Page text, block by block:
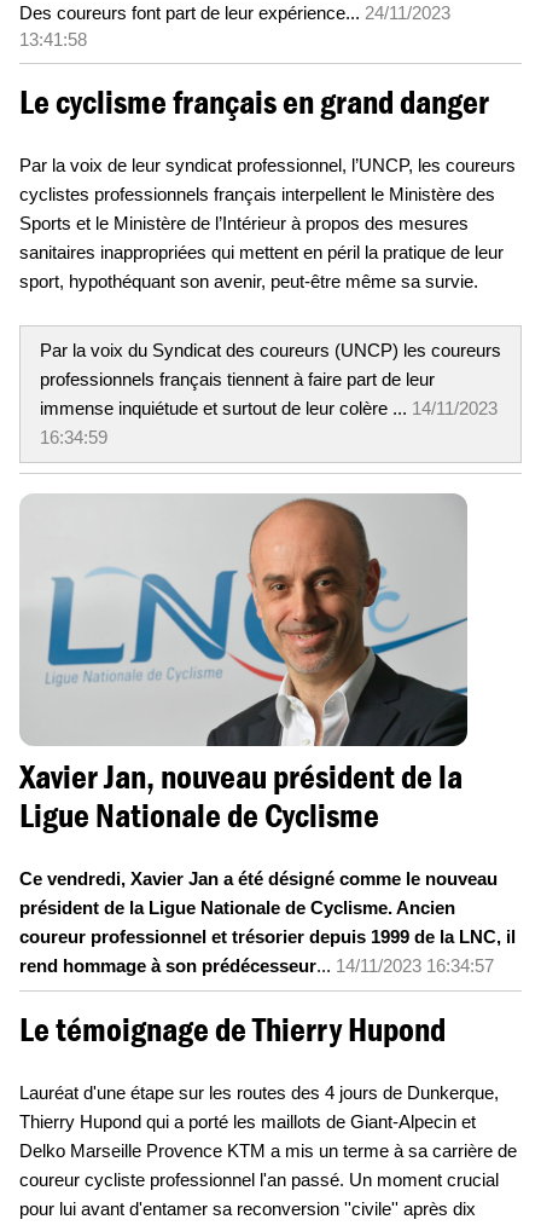
Des coureurs font part de leur expérience... 24/11/2023
13:41:58
Le cyclisme français en grand danger
Par la voix de leur syndicat professionnel, l’UNCP, les coureurs
cyclistes professionnels français interpellent le Ministère des
Sports et le Ministère de l’Intérieur à propos des mesures
sanitaires inappropriées qui mettent en péril la pratique de leur
sport, hypothéquant son avenir, peut-être même sa survie.
Par la voix du Syndicat des coureurs (UNCP) les coureurs
professionnels français tiennent à faire part de leur
immense inquiétude et surtout de leur colère ... 14/11/2023
16:34:59
Xavier Jan, nouveau président de la
Ligue Nationale de Cyclisme
Ce vendredi, Xavier Jan a été désigné comme le nouveau
président de la Ligue Nationale de Cyclisme. Ancien
coureur professionnel et trésorier depuis 1999 de la LNC, il
rend hommage à son prédécesseur... 14/11/2023 16:34:57
Le témoignage de Thierry Hupond
Lauréat d'une étape sur les routes des 4 jours de Dunkerque,
Thierry Hupond qui a porté les maillots de Giant-Alpecin et
Delko Marseille Provence KTM a mis un terme à sa carrière de
coureur cycliste professionnel l'an passé. Un moment crucial
pour lui avant d'entamer sa reconversion ''civile'' après dix